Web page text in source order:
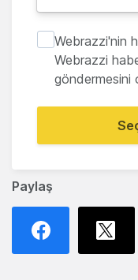
Paylaş
Webrazzi'nin
Webrazzi
göndermesini